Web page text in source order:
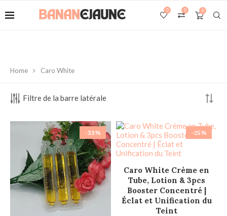
0
0
0
Home Caro White
Filtre de la barre latérale
-33% -25%
AJOUTER AU PANIER
Caro White Crème en
Tube, Lotion & 3pcs
Booster Concentré |
Éclat et Unification du
Teint